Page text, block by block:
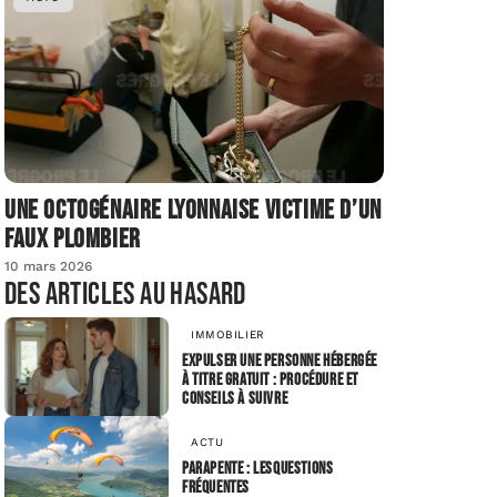
Une octogénaire lyonnaise victime d’un
faux plombier
10 mars 2026
Des articles au hasard
IMMOBILIER
Expulser une personne hébergée
à titre gratuit : procédure et
conseils à suivre
ACTU
Parapente : lesquestions
fréquentes